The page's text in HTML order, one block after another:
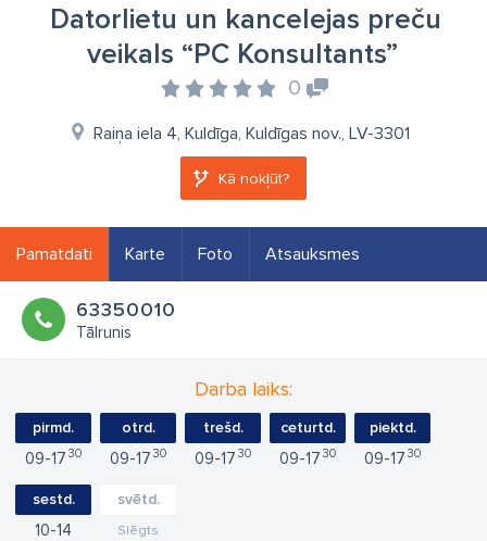
Datorlietu un kancelejas preču
veikals “PC Konsultants”
0
Raiņa iela 4, Kuldīga, Kuldīgas nov., LV-3301
Kā nokļūt?
Pamatdati Karte Foto Atsauksmes
63350010
Tālrunis
Darba laiks:
pirmd.
09 17 30
otrd.
09 17 30
trešd.
09 17 30
ceturtd.
09 17 30
piektd.
09 17 30
sestd.
10 14
svētd.
Slēgts